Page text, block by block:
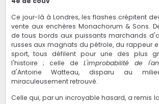
Ce jour-là à Londres, les flashes crépitent
vente aux enchères Monachorum & Sons.
de tous bords aux puissants marchands
russes aux magnats du pétrole, du rappeur
sport, tous défilent pour une des plus
l'histoire ; celle de L'improbabilité de
d'Antoine Watteau, disparu au
miraculeusement retrouvé.
Celle qui, par un incroyable hasard, a remis